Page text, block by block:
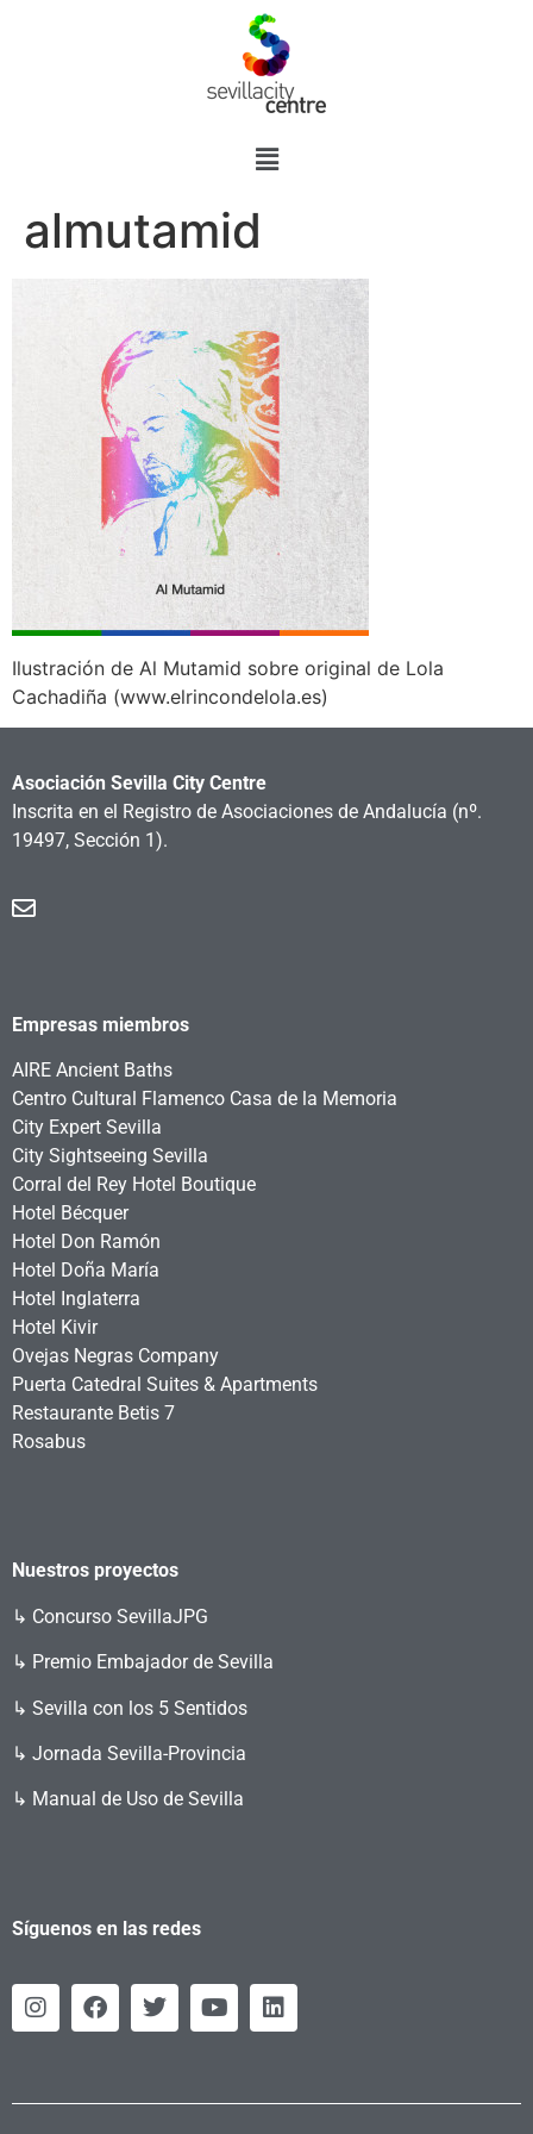
almutamid
Ilustración de Al Mutamid sobre original de Lola
Cachadiña (www.elrincondelola.es)
Asociación Sevilla City Centre
Inscrita en el Registro de Asociaciones de Andalucía (nº.
19497, Sección 1).
Empresas miembros
AIRE Ancient Baths
Centro Cultural Flamenco Casa de la Memoria
City Expert Sevilla
City Sightseeing Sevilla
Corral del Rey Hotel Boutique
Hotel Bécquer
Hotel Don Ramón
Hotel Doña María
Hotel Inglaterra
Hotel Kivir
Ovejas Negras Company
Puerta Catedral Suites & Apartments
Restaurante Betis 7
Rosabus
Nuestros proyectos
↳ Concurso SevillaJPG
↳ Premio Embajador de Sevilla
↳ Sevilla con los 5 Sentidos
↳ Jornada Sevilla-Provincia
↳ Manual de Uso de Sevilla
Síguenos en las redes